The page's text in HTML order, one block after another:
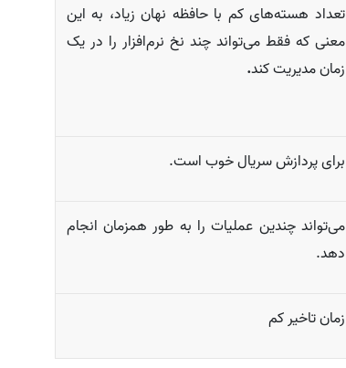
تعداد هسته‌­های کم با حافظه نهان زیاد، به این
معنی که فقط می‌تواند چند نخ نرم‌افزار را در یک
زمان مدیریت کند.
برای پردازش سریال خوب است.
می­‌تواند چندین عملیات را به طور همزمان انجام
دهد.
زمان تاخیر کم